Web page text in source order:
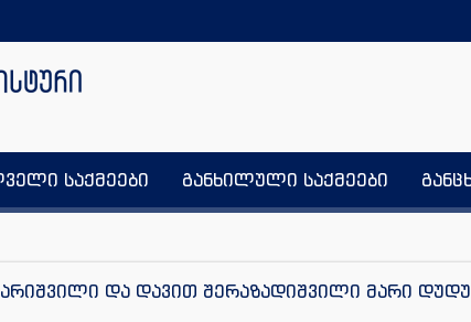
საქმეები განხილული საქმეები
და დავით შერაზადიშვილი მარი